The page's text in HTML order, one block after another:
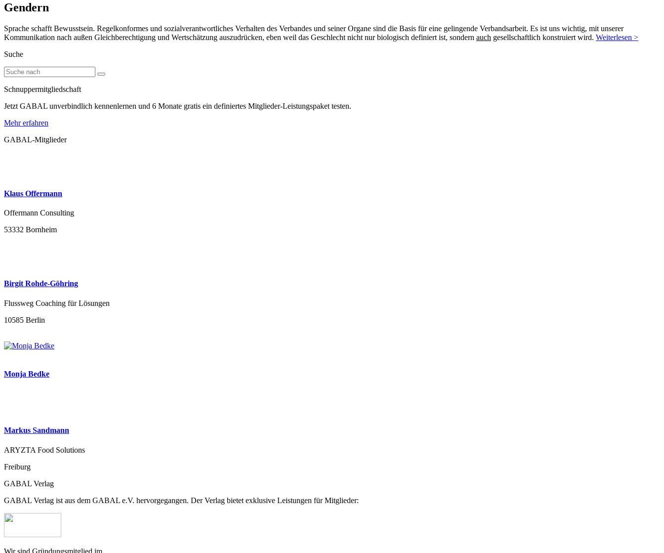
Gendern
Sprache schafft Bewusstsein. Regelkonformes und sozialverantwortliches Verhalten des Verbandes und seiner Organe sind die Basis für eine gelingende Verbandsarbeit. Es ist uns wichtig, mit unserer
Kommunikation nach außen Gleichberechtigung und Wertschätzung auszudrücken, eben weil das Geschlecht nicht nur biologisch definiert ist, sondern auch gesellschaftlich konstruiert wird. Weiterlesen >
Suche
Schnuppermitgliedschaft
Jetzt GABAL unverbindlich kennenlernen und 6 Monate gratis ein definiertes Mitglieder-Leistungspaket testen.
Mehr erfahren
GABAL-Mitglieder
Klaus Offermann
Offermann Consulting
53332 Bornheim
Birgit Rohde-Göhring
Flussweg Coaching für Lösungen
10585 Berlin
Monja Bedke
Markus Sandmann
ARYZTA Food Solutions
Freiburg
GABAL Verlag
GABAL Verlag ist aus dem GABAL e.V. hervorgegangen. Der Verlag bietet exklusive Leistungen für Mitglieder:
Wir sind Gründungsmitglied im…